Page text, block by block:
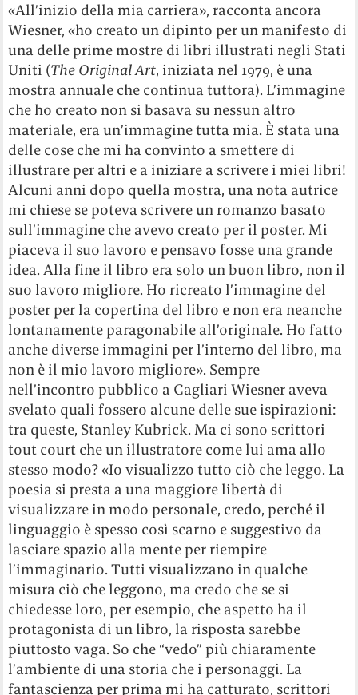
«All’inizio della mia carriera», racconta ancora
Wiesner, «ho creato un dipinto per un manifesto di
una delle prime mostre di libri illustrati negli Stati
Uniti (The Original Art, iniziata nel 1979, è una
mostra annuale che continua tuttora). L’immagine
che ho creato non si basava su nessun altro
materiale, era un’immagine tutta mia. È stata una
delle cose che mi ha convinto a smettere di
illustrare per altri e a iniziare a scrivere i miei libri!
Alcuni anni dopo quella mostra, una nota autrice
mi chiese se poteva scrivere un romanzo basato
sull’immagine che avevo creato per il poster. Mi
piaceva il suo lavoro e pensavo fosse una grande
idea. Alla fine il libro era solo un buon libro, non il
suo lavoro migliore. Ho ricreato l’immagine del
poster per la copertina del libro e non era neanche
lontanamente paragonabile all’originale. Ho fatto
anche diverse immagini per l’interno del libro, ma
non è il mio lavoro migliore». Sempre
nell’incontro pubblico a Cagliari Wiesner aveva
svelato quali fossero alcune delle sue ispirazioni:
tra queste, Stanley Kubrick. Ma ci sono scrittori
tout court che un illustratore come lui ama allo
stesso modo? «Io visualizzo tutto ciò che leggo. La
poesia si presta a una maggiore libertà di
visualizzare in modo personale, credo, perché il
linguaggio è spesso così scarno e suggestivo da
lasciare spazio alla mente per riempire
l’immaginario. Tutti visualizzano in qualche
misura ciò che leggono, ma credo che se si
chiedesse loro, per esempio, che aspetto ha il
protagonista di un libro, la risposta sarebbe
piuttosto vaga. So che “vedo” più chiaramente
l’ambiente di una storia che i personaggi. La
fantascienza per prima mi ha catturato, scrittori